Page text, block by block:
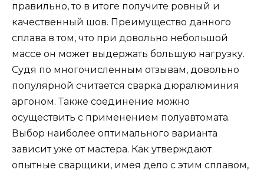
правильно, то в итоге получите ровный и
качественный шов. Преимущество данного
сплава в том, что при довольно небольшой
массе он может выдержать большую нагрузку.
Судя по многочисленным отзывам, довольно
популярной считается сварка дюралюминия
аргоном. Также соединение можно
осуществить с применением полуавтомата.
Выбор наиболее оптимального варианта
зависит уже от мастера. Как утверждают
опытные сварщики, имея дело с этим сплавом,